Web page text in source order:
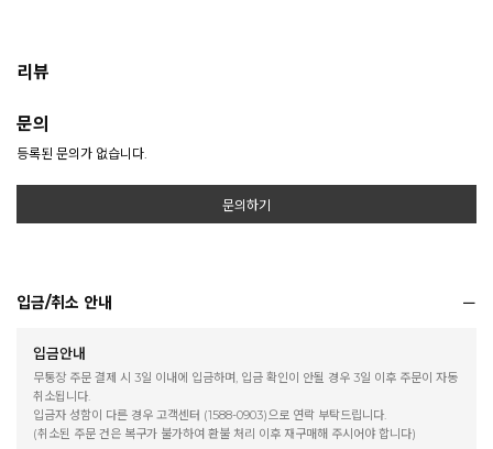
리뷰
문의
등록된 문의가 없습니다.
문의하기
입금/취소 안내
입금안내
무통장 주문 결제 시 3일 이내에 입금하며, 입금 확인이 안될 경우 3일 이후 주문이 자동
취소됩니다.
입금자 성함이 다른 경우 고객센터 (1588-0903)으로 연락 부탁드립니다.
(취소된 주문 건은 복구가 불가하여 환불 처리 이후 재구매해 주시어야 합니다)